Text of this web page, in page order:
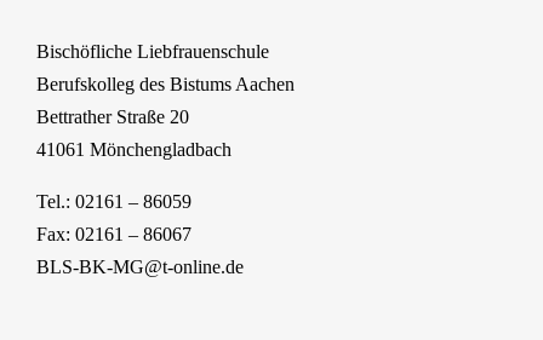
Bischöfliche Liebfrauenschule
Berufskolleg des Bistums Aachen
Bettrather Straße 20
41061 Mönchengladbach
Tel.: 02161 – 86059
Fax: 02161 – 86067
BLS-BK-MG@t-online.de